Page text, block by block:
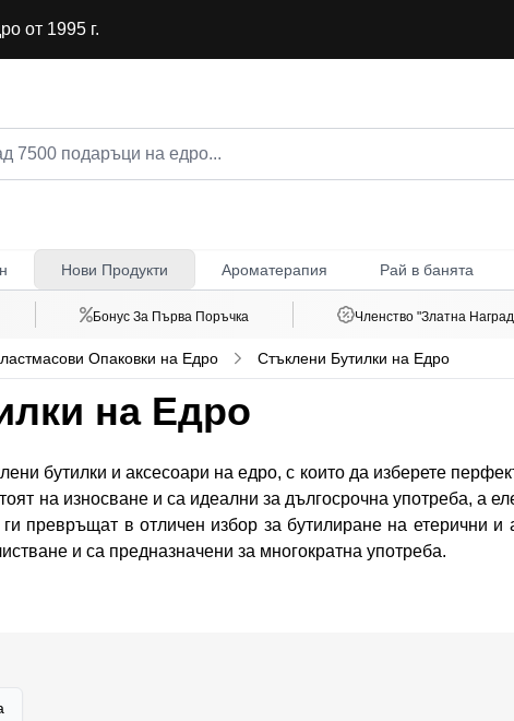
от 1995 г.
Нови Продукти Ароматерапия Рай в банята
Бонус За Първа Поръчка Членство "Златна
Опаковки на Едро Стъклени Бутилки на Едро
на Едро
бутилки и аксесоари на едро, с които да изберете
на износване и са идеални за дългосрочна употреба, а
превръщат в отличен избор за бутилиране на етерични
и са предназначени за многократна употреба.